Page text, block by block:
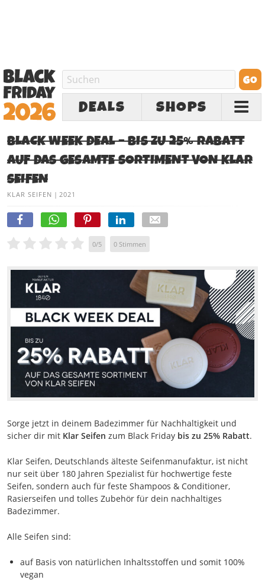
DEALS SHOPS
BLACK WEEK DEAL – BIS ZU 25% RABATT
AUF DAS GESAMTE SORTIMENT VON KLAR
SEIFEN
KLAR SEIFEN | 2021
0/5 0 Stimmen
Sorge jetzt in deinem Badezimmer für Nachhaltigkeit und
sicher dir mit Klar Seifen zum Black Friday bis zu 25% Rabatt.
Klar Seifen, Deutschlands älteste Seifenmanufaktur, ist nicht
nur seit über 180 Jahren Spezialist für hochwertige feste
Seifen, sondern auch für feste Shampoos & Conditioner,
Rasierseifen und tolles Zubehör für dein nachhaltiges
Badezimmer.
Alle Seifen sind:
auf Basis von natürlichen Inhaltsstoffen und somit 100%
vegan